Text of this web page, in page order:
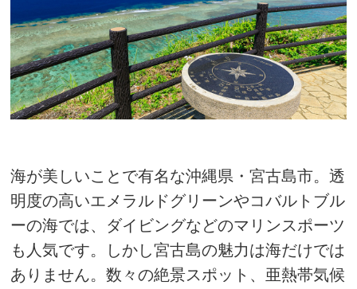
海が美しいことで有名な沖縄県・宮古島市。透
明度の高いエメラルドグリーンやコバルトブル
ーの海では、ダイビングなどのマリンスポーツ
も人気です。しかし宮古島の魅力は海だけでは
ありません。数々の絶景スポット、亜熱帯気候